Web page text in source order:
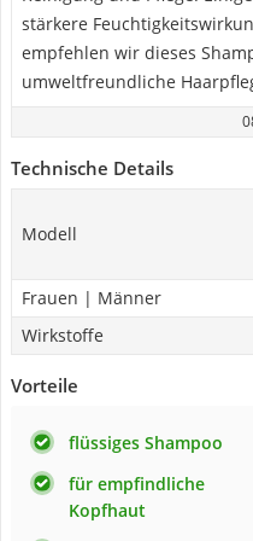
stärkere
empfehlen wir dieses
umweltfreundliche
Technische Details
Modell
Frauen | Männer
Wirkstoffe
Vorteile
flüssiges Shampoo
für empfindliche
Kopfhaut